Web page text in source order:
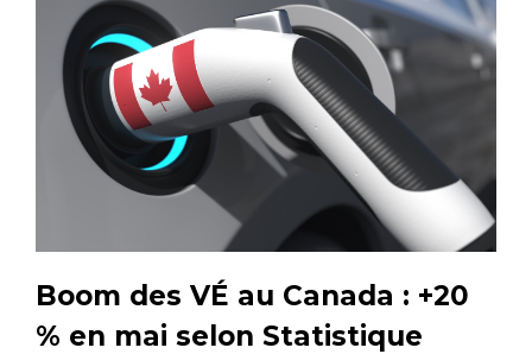
Boom des VÉ au Canada : +20
% en mai selon Statistique